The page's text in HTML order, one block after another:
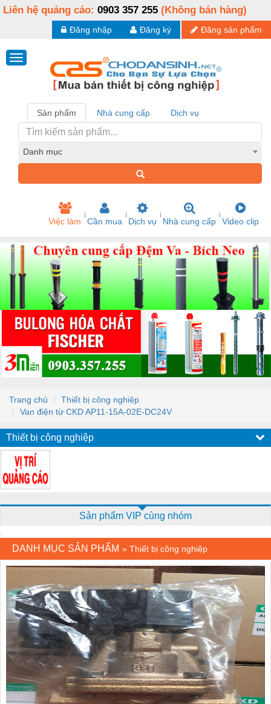
Liên hệ quảng cáo: 0903 357 255 (Không bán hàng)
Đăng sản phẩm
Đăng ký
Đăng nhập
Sản phẩm Nhà cung cấp Dịch vụ
Danh mục
Việc làm Cần mua Dịch vụ Nhà cung cấp Video clip
Trang chủ
Thiết bị công nghiệp
Van điện từ CKD AP11-15A-02E-DC24V
Thiết bị công nghiệp
Sản phẩm VIP cùng nhóm
DANH MỤC SẢN PHẨM » Thiết bị công nghiệp